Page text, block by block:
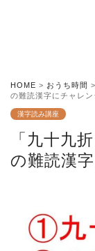
HOME > おうち時間 >
の難読漢字にチャレン
漢字読み講座
「九十九
の難読漢